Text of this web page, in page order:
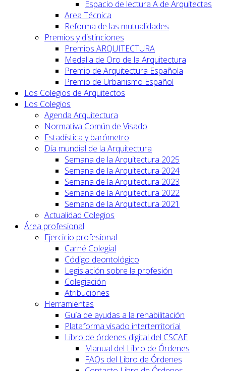
Espacio de lectura A de Arquitectas
Area Técnica
Reforma de las mutualidades
Premios y distinciones
Premios ARQUITECTURA
Medalla de Oro de la Arquitectura
Premio de Arquitectura Española
Premio de Urbanismo Español
Los Colegios de Arquitectos
Los Colegios
Agenda Arquitectura
Normativa Común de Visado
Estadística y barómetro
Día mundial de la Arquitectura
Semana de la Arquitectura 2025
Semana de la Arquitectura 2024
Semana de la Arquitectura 2023
Semana de la Arquitectura 2022
Semana de la Arquitectura 2021
Actualidad Colegios
Área profesional
Ejercicio profesional
Carné Colegial
Código deontológico
Legislación sobre la profesión
Colegiación
Atribuciones
Herramientas
Guía de ayudas a la rehabilitación
Plataforma visado interterritorial
Libro de órdenes digital del CSCAE
Manual del Libro de Órdenes
FAQs del Libro de Órdenes